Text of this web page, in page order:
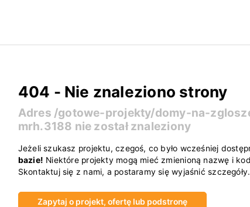
404 - Nie znaleziono strony
Adres /gotowe-projekty/domy-na-
mrh.3188 nie został znaleziony
Jeżeli szukasz projektu, czegoś, co było wcześniej
bazie! Niektóre projekty mogą mieć zmienioną nazwę i
Skontaktuj się z nami, a postaramy się wyjaśnić szczegóły.
Zapytaj o projekt, ofertę lub podstronę